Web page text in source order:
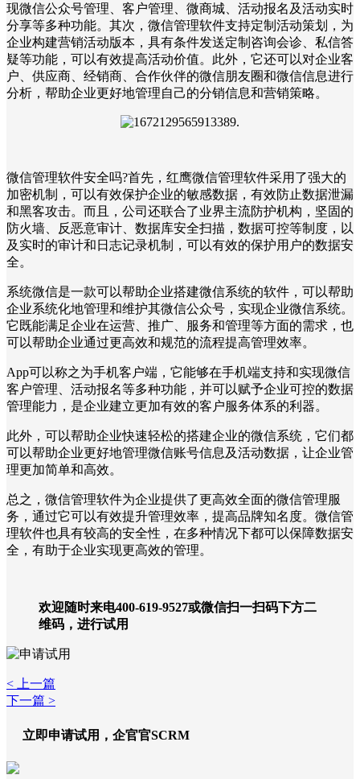
现微信公众号管理、客户管理、微商城、活动报名及活动实时
分享等多种功能。其次，微信管理软件支持定制活动策划，为
企业构建营销活动版本，具有条件发送定制咨询会诊、私信答
疑等功能，可以有效提高活动价值。此外，它还可以对企业客
户、供应商、经销商、合作伙伴的微信朋友圈和微信信息进行
分析，帮助企业更好地管理自己的分销信息和营销策略。
微信管理软件安全吗?首先，红鹰微信管理软件采用了强大的
加密机制，可以有效保护企业的敏感数据，有效防止数据泄漏
和黑客攻击。而且，公司还联合了业界主流防护机构，坚固的
防火墙、反恶意审计、数据库安全扫描，数据可控等制度，以
及实时的审计和日志记录机制，可以有效的保护用户的数据安
全。
系统微信是一款可以帮助企业搭建微信系统的软件，可以帮助
企业系统化地管理和维护其微信公众号，实现企业微信系统。
它既能满足企业在运营、推广、服务和管理等方面的需求，也
可以帮助企业通过更高效和规范的流程提高管理效率。
App可以称之为手机客户端，它能够在手机端支持和实现微信
客户管理、活动报名等多种功能，并可以赋予企业可控的数据
管理能力，是企业建立更加有效的客户服务体系的利器。
此外，可以帮助企业快速轻松的搭建企业的微信系统，它们都
可以帮助企业更好地管理微信账号信息及活动数据，让企业管
理更加简单和高效。
总之，微信管理软件为企业提供了更高效全面的微信管理服
务，通过它可以有效提升管理效率，提高品牌知名度。微信管
理软件也具有较高的安全性，在多种情况下都可以保障数据安
全，有助于企业实现更高效的管理。
欢迎随时来电400-619-9527或微信扫一扫码下方二
维码，进行试用
< 上一篇
下一篇 >
立即申请试用，企官官SCRM